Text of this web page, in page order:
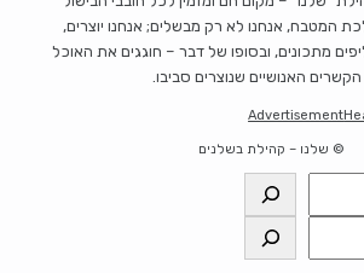
המטבח, אנחנו לא רק מבשלים; אנחנו יוצרים,
מתכונים, ובסופו של דבר – חוגגים את האוכל
האנושיים שנוצרים סביבו.
Advertisement
© שלנו – קהילת בשלנים